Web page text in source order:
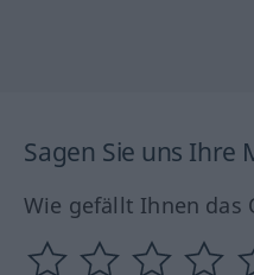
Sagen Sie uns Ihre
Wie gefällt Ihnen das